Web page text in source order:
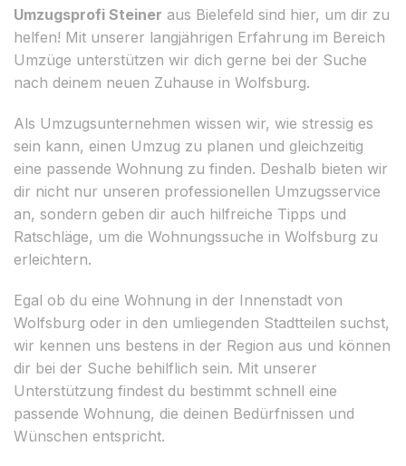
Umzugsprofi Steiner aus Bielefeld sind hier, um dir zu
helfen! Mit unserer langjährigen Erfahrung im Bereich
Umzüge unterstützen wir dich gerne bei der Suche
nach deinem neuen Zuhause in Wolfsburg.
Als Umzugsunternehmen wissen wir, wie stressig es
sein kann, einen Umzug zu planen und gleichzeitig
eine passende Wohnung zu finden. Deshalb bieten wir
dir nicht nur unseren professionellen Umzugsservice
an, sondern geben dir auch hilfreiche Tipps und
Ratschläge, um die Wohnungssuche in Wolfsburg zu
erleichtern.
Egal ob du eine Wohnung in der Innenstadt von
Wolfsburg oder in den umliegenden Stadtteilen suchst,
wir kennen uns bestens in der Region aus und können
dir bei der Suche behilflich sein. Mit unserer
Unterstützung findest du bestimmt schnell eine
passende Wohnung, die deinen Bedürfnissen und
Wünschen entspricht.